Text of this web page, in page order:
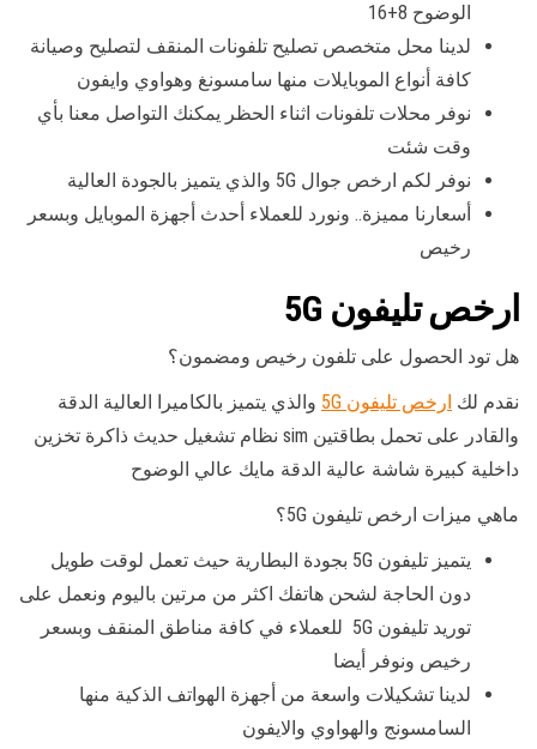
الوضوح 8+16
لدينا محل متخصص تصليح تلفونات المنقف لتصليح وصيانة
كافة أنواع الموبايلات منها سامسونغ وهواوي وايفون
نوفر محلات تلفونات اثناء الحظر يمكنك التواصل معنا بأي
وقت شئت
نوفر لكم ارخص جوال 5G والذي يتميز بالجودة العالية
أسعارنا مميزة.. ونورد للعملاء أحدث أجهزة الموبايل وبسعر
رخيص
ارخص تليفون 5G
هل تود الحصول على تلفون رخيص ومضمون؟
نقدم لك ارخص تليفون 5G
والذي يتميز بالكاميرا العالية الدقة
والقادر على تحمل بطاقتين sim نظام تشغيل حديث ذاكرة تخزين
داخلية كبيرة شاشة عالية الدقة مايك عالي الوضوح
ماهي ميزات ارخص تليفون 5G؟
يتميز تليفون 5G بجودة البطارية حيث تعمل لوقت طويل
دون الحاجة لشحن هاتفك اكثر من مرتين باليوم ونعمل على
توريد تليفون 5G للعملاء في كافة مناطق المنقف وبسعر
رخيص ونوفر أيضا
لدينا تشكيلات واسعة من أجهزة الهواتف الذكية منها
السامسونج والهواوي والايفون